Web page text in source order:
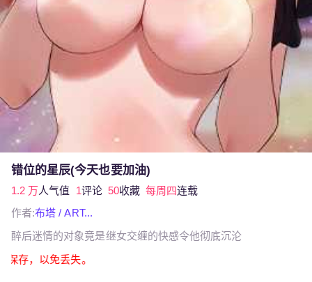
错位的星辰(今天也要加油)
1.2 万人气值 1评论 50收藏 每周四连载
作者:布塔 / ART...
醉后迷情的对象竟是继女交缠的快感令他彻底沉沦
存，以免丢失。